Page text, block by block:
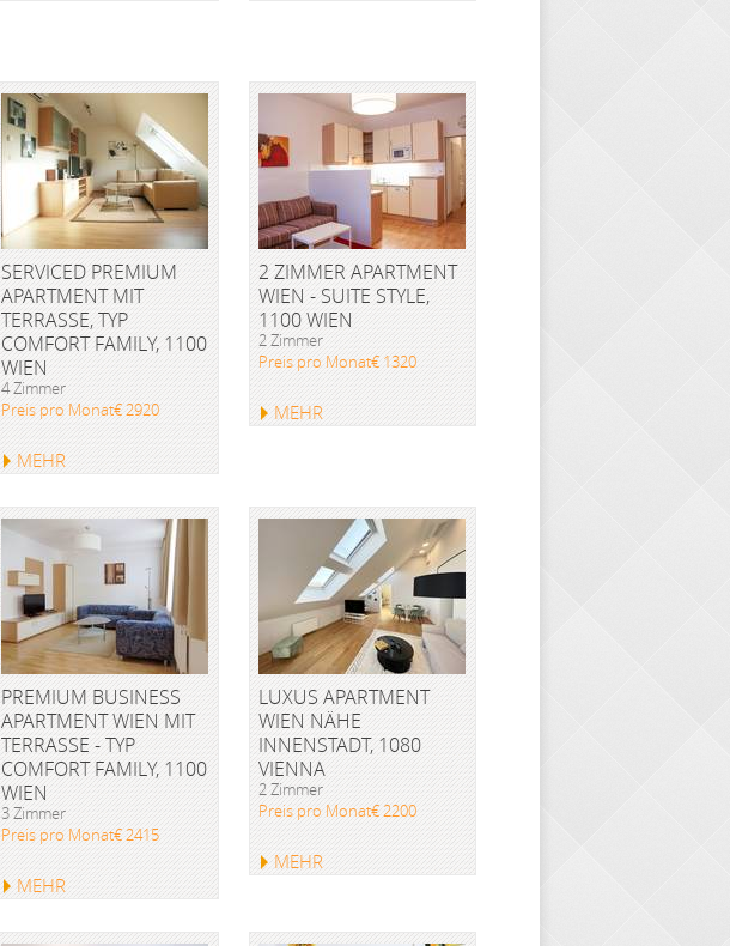
SERVICED PREMIUM
APARTMENT MIT
TERRASSE, TYP
COMFORT FAMILY, 1100
WIEN
4 Zimmer
Preis pro Monat€ 2920
MEHR
2 ZIMMER APARTMENT
WIEN - SUITE STYLE,
1100 WIEN
2 Zimmer
Preis pro Monat€ 1320
MEHR
PREMIUM BUSINESS
APARTMENT WIEN MIT
TERRASSE - TYP
COMFORT FAMILY, 1100
WIEN
3 Zimmer
Preis pro Monat€ 2415
MEHR
LUXUS APARTMENT
WIEN NÄHE
INNENSTADT, 1080
VIENNA
2 Zimmer
Preis pro Monat€ 2200
MEHR